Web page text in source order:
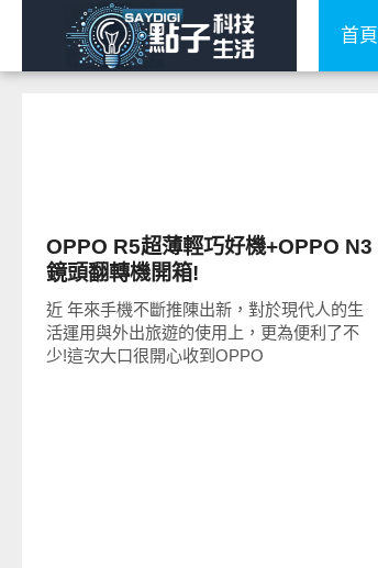
首頁
OPPO R5超薄輕巧好機+OPPO N3
鏡頭翻轉機開箱!
近 年來手機不斷推陳出新，對於現代人的生
活運用與外出旅遊的使用上，更為便利了不
少!這次大口很開心收到OPPO